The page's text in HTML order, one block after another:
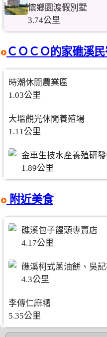
懷鄉園渡假別墅
3.74公里
ＣＯＣＯ的家礁溪
時潮休閒農業區
1.03公里
大塭觀光休閒養殖場
1.11公里
金車生技水產養殖研
1.89公里
附近美食
礁溪包子饅頭專賣店
4.17公里
礁溪柯式蔥油餅、吳
4.3公里
李傳仁麻糬
5.35公里